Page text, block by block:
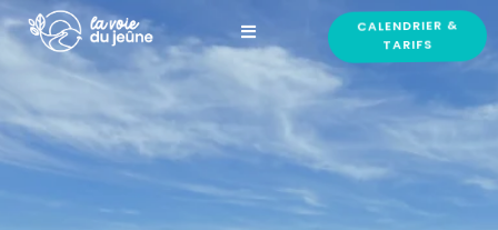
CALENDRIER &
TARIFS